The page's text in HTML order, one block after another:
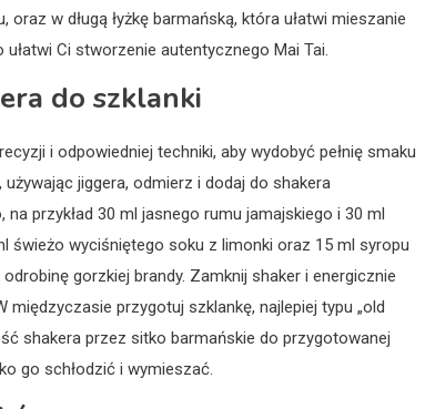
w długą łyżkę barmańską, która ułatwi mieszanie
Ci stworzenie autentycznego Mai Tai.
do szklanki
i odpowiedniej techniki, aby wydobyć pełnię smaku
używając jiggera, odmierz i dodaj do shakera
przykład 30 ml jasnego rumu jamajskiego i 30 ml
świeżo wyciśniętego soku z limonki oraz 15 ml syropu
gorzkiej brandy. Zamknij shaker i energicznie
przygotuj szklankę, najlepiej typu „old
shakera przez sitko barmańskie do przygotowanej
go schłodzić i wymieszać.